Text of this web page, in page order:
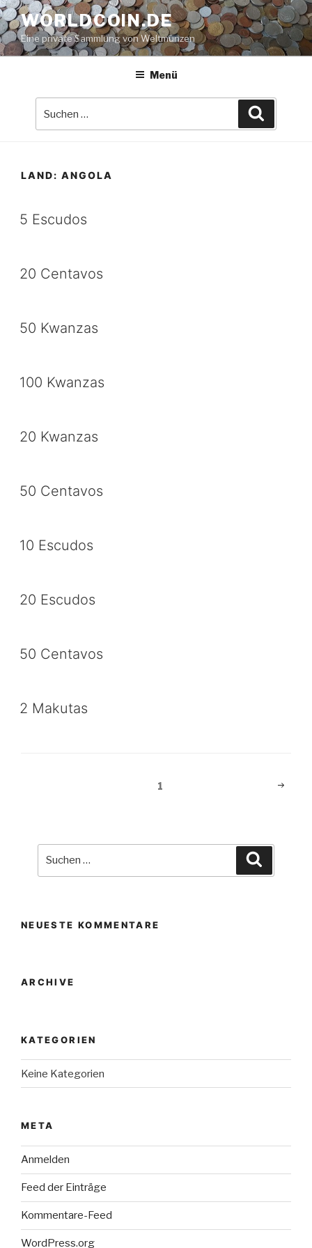
Zum
Inhalt
springen
WORLDCOIN.DE
Eine private Sammlung von Weltmünzen
Menü
LAND: ANGOLA
5 Escudos
20 Centavos
50 Kwanzas
100 Kwanzas
20 Kwanzas
50 Centavos
10 Escudos
20 Escudos
50 Centavos
2 Makutas
1
NEUESTE KOMMENTARE
ARCHIVE
KATEGORIEN
Keine Kategorien
META
Anmelden
Feed der Einträge
Kommentare-Feed
WordPress.org